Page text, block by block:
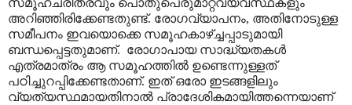
സമൂഹചരിത്രവും പൊതുപെരുമാറ്റവ്യവസ്ഥകളും
അറിഞ്ഞിരിക്കേണ്ടതുണ്ട്. രോഗവ്യാപനം, അതിനോടുള്ള
സമീപനം ഇവയൊക്കെ സമൂഹകാഴ്ച്ചപ്പാടുമായി
ബന്ധപ്പെട്ടതുമാണ്. രോഗാപായ സാദ്ധ്യതകൾ
എത്രമാത്രം ആ സമൂഹത്തിൽ ഉണ്ടെന്നുള്ളത്
പഠിച്ചുറപ്പിക്കേണ്ടതാണ്. ഇത് ഒരോ ഇടങ്ങളിലും
വ്യത്യസ്ഥമായതിനാൽ പ്രാദേശികമായിത്തന്നെയാണ്